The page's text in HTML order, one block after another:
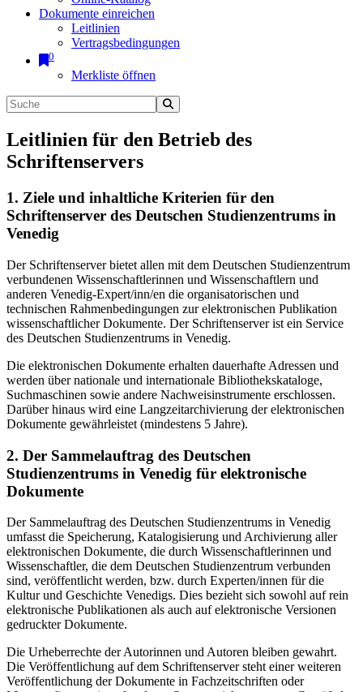
Dokumente einreichen
Leitlinien
Vertragsbedingungen
0
Merkliste öffnen
Leitlinien für den Betrieb des
Schriftenservers
1. Ziele und inhaltliche Kriterien für den
Schriftenserver des Deutschen Studienzentrums in
Venedig
Der Schriftenserver bietet allen mit dem Deutschen Studienzentrum
verbundenen Wissenschaftlerinnen und Wissenschaftlern und
anderen Venedig-Expert/inn/en die organisatorischen und
technischen Rahmenbedingungen zur elektronischen Publikation
wissenschaftlicher Dokumente. Der Schriftenserver ist ein Service
des Deutschen Studienzentrums in Venedig.
Die elektronischen Dokumente erhalten dauerhafte Adressen und
werden über nationale und internationale Bibliothekskataloge,
Suchmaschinen sowie andere Nachweisinstrumente erschlossen.
Darüber hinaus wird eine Langzeitarchivierung der elektronischen
Dokumente gewährleistet (mindestens 5 Jahre).
2. Der Sammelauftrag des Deutschen
Studienzentrums in Venedig für elektronische
Dokumente
Der Sammelauftrag des Deutschen Studienzentrums in Venedig
umfasst die Speicherung, Katalogisierung und Archivierung aller
elektronischen Dokumente, die durch Wissenschaftlerinnen und
Wissenschaftler, die dem Deutschen Studienzentrum verbunden
sind, veröffentlicht werden, bzw. durch Experten/innen für die
Kultur und Geschichte Venedigs. Dies bezieht sich sowohl auf rein
elektronische Publikationen als auch auf elektronische Versionen
gedruckter Dokumente.
Die Urheberrechte der Autorinnen und Autoren bleiben gewahrt.
Die Veröffentlichung auf dem Schriftenserver steht einer weiteren
Veröffentlichung der Dokumente in Fachzeitschriften oder